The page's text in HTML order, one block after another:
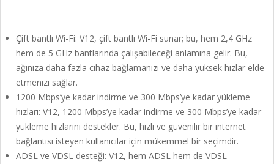
Çift bantlı Wi-Fi: V12, çift bantlı Wi-Fi sunar; bu, hem 2,4 GHz
hem de 5 GHz bantlarında çalışabileceği anlamına gelir. Bu,
ağınıza daha fazla cihaz bağlamanızı ve daha yüksek hızlar elde
etmenizi sağlar.
1200 Mbps’ye kadar indirme ve 300 Mbps’ye kadar yükleme
hızları: V12, 1200 Mbps’ye kadar indirme ve 300 Mbps’ye kadar
yükleme hızlarını destekler. Bu, hızlı ve güvenilir bir internet
bağlantısı isteyen kullanıcılar için mükemmel bir seçimdir.
ADSL ve VDSL desteği: V12, hem ADSL hem de VDSL